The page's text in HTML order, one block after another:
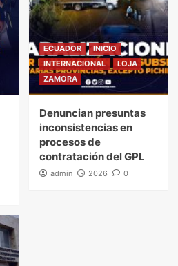
ECUADOR
INICIO
INTERNACIONAL
LOJA
ZAMORA
Denuncian presuntas
inconsistencias en
procesos de
contratación del GPL
admin 2026 0